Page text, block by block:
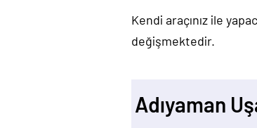
Kendi araçınız ile
değişmektedir.
Adıyaman